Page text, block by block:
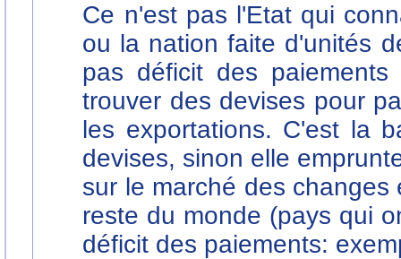
Ce n'est pas l'Etat qui
ou la nation faite d'unités
pas déficit des
trouver des devises pour
les exportations. C'est la
devises, sinon elle
sur le marché des
reste du monde (pays qui
déficit des paiements: